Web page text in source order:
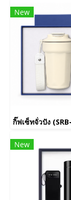
New
New